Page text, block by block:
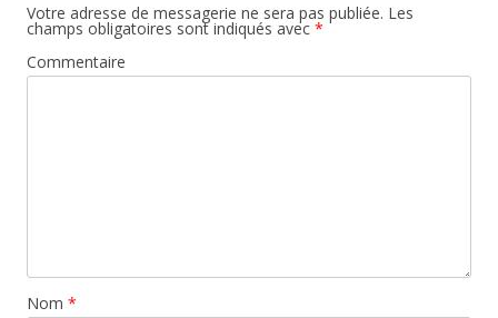
Votre adresse de messagerie ne sera pas publiée. Les
champs obligatoires sont indiqués avec *
Commentaire
Nom *